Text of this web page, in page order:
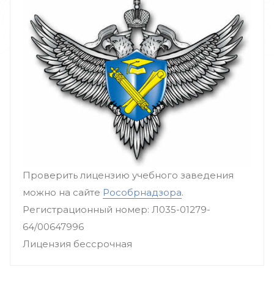
Проверить лицензию учебного заведения
можно на сайте Рособрнадзора.
Регистрационный номер: Л035-01279-
64/00647996
Лицензия бессрочная